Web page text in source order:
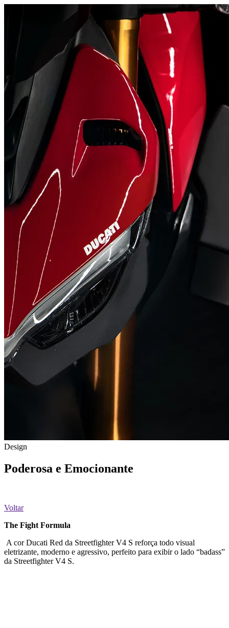
Design
Poderosa e Emocionante
Voltar
The Fight Formula
A cor Ducati Red da Streetfighter V4 S reforça todo visual
eletrizante, moderno e agressivo, perfeito para exibir o lado “badass”
da Streetfighter V4 S.